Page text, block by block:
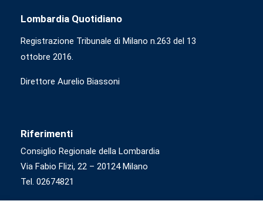
Lombardia Quotidiano
Registrazione Tribunale di Milano n.263 del 13
ottobre 2016.
Direttore Aurelio Biassoni
Riferimenti
Consiglio Regionale della Lombardia
Via Fabio Flizi, 22 – 20124 Milano
Tel. 02674821